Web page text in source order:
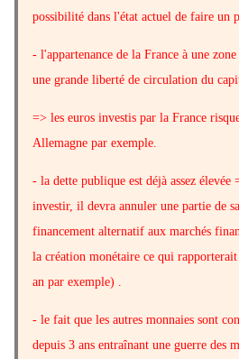
possibilité dans l'état actuel de faire un
- l'appartenance de la France à une
une grande liberté de circulation du
=> les euros investis par la France
Allemagne par exemple.
- la dette publique est déjà assez
investir, il devra annuler une partie de
financement alternatif aux marchés
la création monétaire ce qui
an par exemple) .
- le fait que les autres monnaies sont
depuis 3 ans entraînant une guerre des